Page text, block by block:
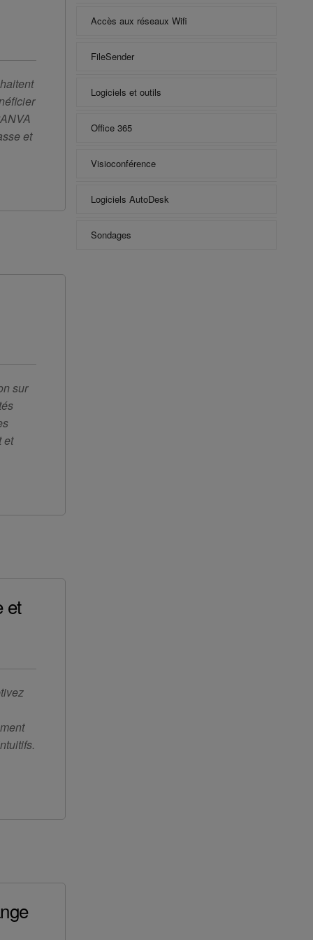
et
sur
et
et
Accès aux réseaux Wifi
FileSender
Logiciels et outils
Office 365
Visioconférence
Logiciels AutoDesk
Sondages